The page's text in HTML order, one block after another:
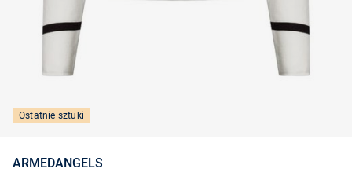
Ostatnie sztuki
ARMEDANGELS